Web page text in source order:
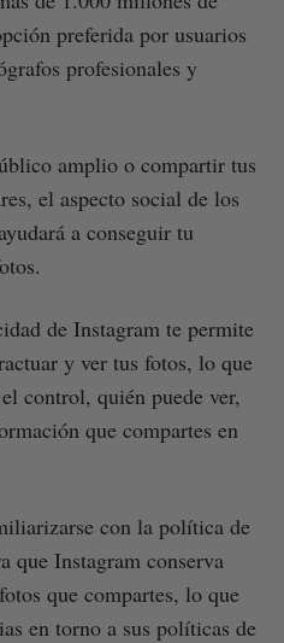
preferida por usuarios
profesionales y
amplio o compartir tus
el aspecto social de los
a conseguir tu
de Instagram te permite
y ver tus fotos, lo que
control, quién puede ver,
que compartes en
con la política de
que Instagram conserva
que compartes, lo que
en torno a sus políticas de